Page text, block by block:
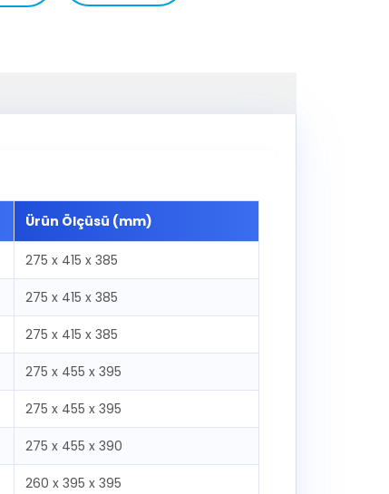
Ürün Ölçüsü (mm)
275 x 415 x 385
275 x 415 x 385
275 x 415 x 385
275 x 455 x 395
275 x 455 x 395
275 x 455 x 390
260 x 395 x 395